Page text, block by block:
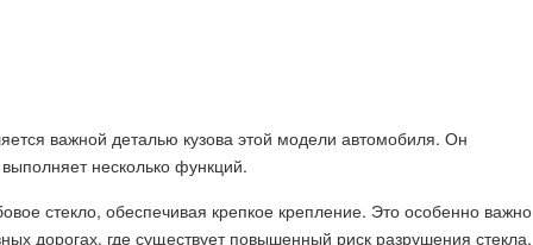
важной деталью кузова этой модели автомобиля. Он
несколько функций.
стекло, обеспечивая крепкое крепление. Это особенно важно
дорогах, где существует повышенный риск разрушения стекла.